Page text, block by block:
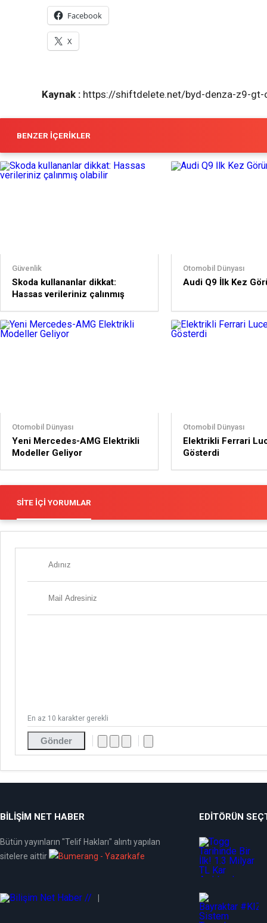
Facebook
X
Kaynak : https://shiftdelete.net/byd-denza-z9-
BENZER İÇERIKLER
Güvenlik
Skoda kullananlar dikkat:
Hassas verileriniz çalınmış
Otomobil Dünyası
Audi Q9 İlk Kez
Otomobil Dünyası
Yeni Mercedes-AMG Elektrikli
Modeller Geliyor
Otomobil Dünyası
Elektrikli Ferrari
Gösterdi
SITE İÇI YORUMLAR
Gönder
En az 10 karakter gerekli
BİLİŞİM NET HABER
Bütün yayınların "Telif Hakları" alıntı yapılan
sitelere aittir
|
EDITÖRÜN